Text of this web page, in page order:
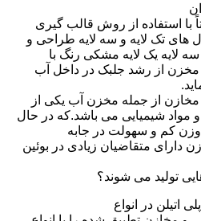
با استفاده از روش قالب گیری
های تک لایه و سه لایه طراحی و
لایه یک لایه مشکی رنگ با
مخزن از رشد جلبک در داخل آب
مخازن از جمله مخزن آب یکی از
و مواد شیمیایی می باشد.که در حال
کم و سهولت در جابه
دارای متقاضیان زیادی در بوئین
تولید می شوند؟
اتیلن در انواع